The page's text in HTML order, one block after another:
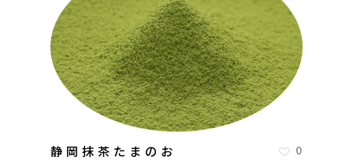
静岡抹茶たまのお 0